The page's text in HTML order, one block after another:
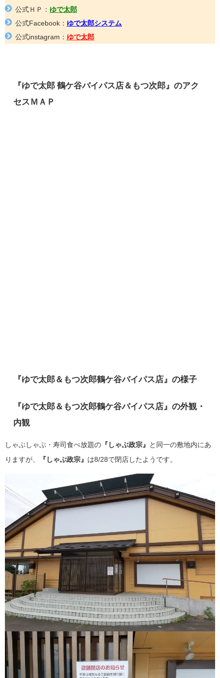
公式ＨＰ： ゆで太郎
公式Facebook： ゆで太郎システム
公式instagram： ゆで太郎
『ゆで太郎 鶴ケ谷バイパス店＆もつ次郎』のアク
セスＭＡＰ
『ゆで太郎＆もつ次郎鶴ケ谷バイパス店』の様子
『ゆで太郎＆もつ次郎鶴ケ谷バイパス店』の外観・
内観
しゃぶしゃぶ・寿司食べ放題の 『しゃぶ政宗』 と同一の敷地内にあ
りますが、 『しゃぶ政宗』 は8/28で閉店したようです。